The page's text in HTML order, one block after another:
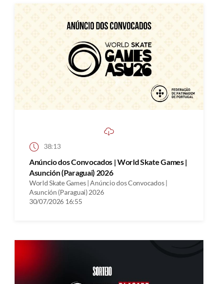
38:13
Anúncio dos Convocados | World Skate Games |
Asunción (Paraguai) 2026
World Skate Games | Anúncio dos Convocados |
Asunción (Paraguai) 2026
30/07/2026 16:55